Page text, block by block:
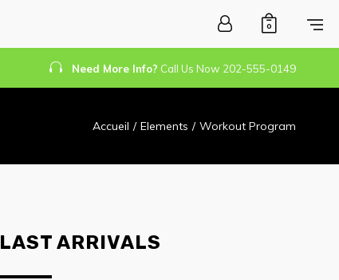
0
Need More Info? Call Us Now 202-555-0149
Accueil / Elements / Workout Program
LAST ARRIVALS